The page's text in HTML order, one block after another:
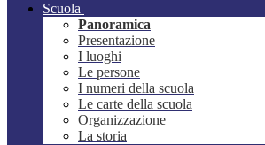
Scuola
Panoramica
Presentazione
I luoghi
Le persone
I numeri della scuola
Le carte della scuola
Organizzazione
La storia